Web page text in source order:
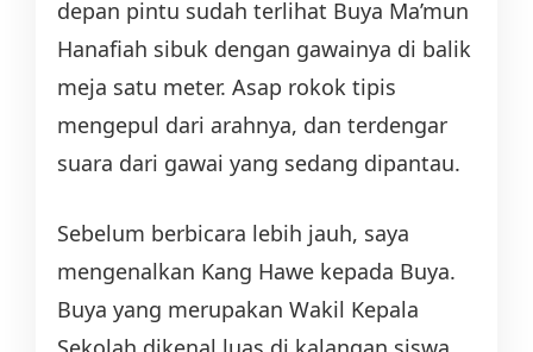
depan pintu sudah terlihat Buya Ma’mun
Hanafiah sibuk dengan gawainya di balik
meja satu meter. Asap rokok tipis
mengepul dari arahnya, dan terdengar
suara dari gawai yang sedang dipantau.
Sebelum berbicara lebih jauh, saya
mengenalkan Kang Hawe kepada Buya.
Buya yang merupakan Wakil Kepala